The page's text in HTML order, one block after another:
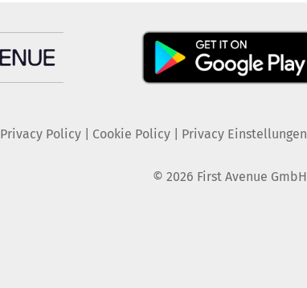
Privacy Policy| Cookie Policy| Privacy Einstellungen
© 2026 First Avenue GmbH